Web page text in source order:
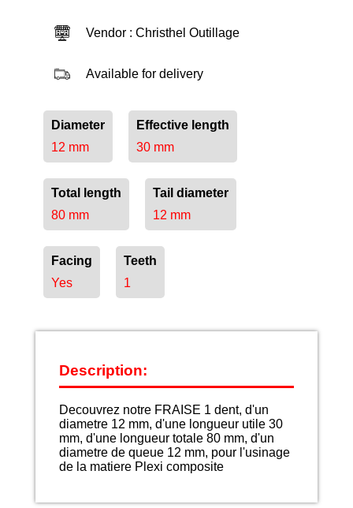
Vendor : Christhel Outillage
Available for delivery
Diameter
12 mm
Effective length
30 mm
Total length
80 mm
Tail diameter
12 mm
Facing
Yes
Teeth
1
Description:
Decouvrez notre FRAISE 1 dent, d'un
diametre 12 mm, d'une longueur utile 30
mm, d'une longueur totale 80 mm, d'un
diametre de queue 12 mm, pour l'usinage
de la matiere Plexi composite